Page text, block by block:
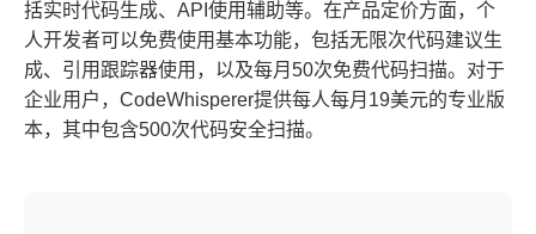
括实时代码生成、API使用辅助等。在产品定价方面，个
人开发者可以免费使用基本功能，包括无限次代码建议生
成、引用跟踪器使用，以及每月50次免费代码扫描。对于
企业用户，CodeWhisperer提供每人每月19美元的专业版
本，其中包含500次代码安全扫描。